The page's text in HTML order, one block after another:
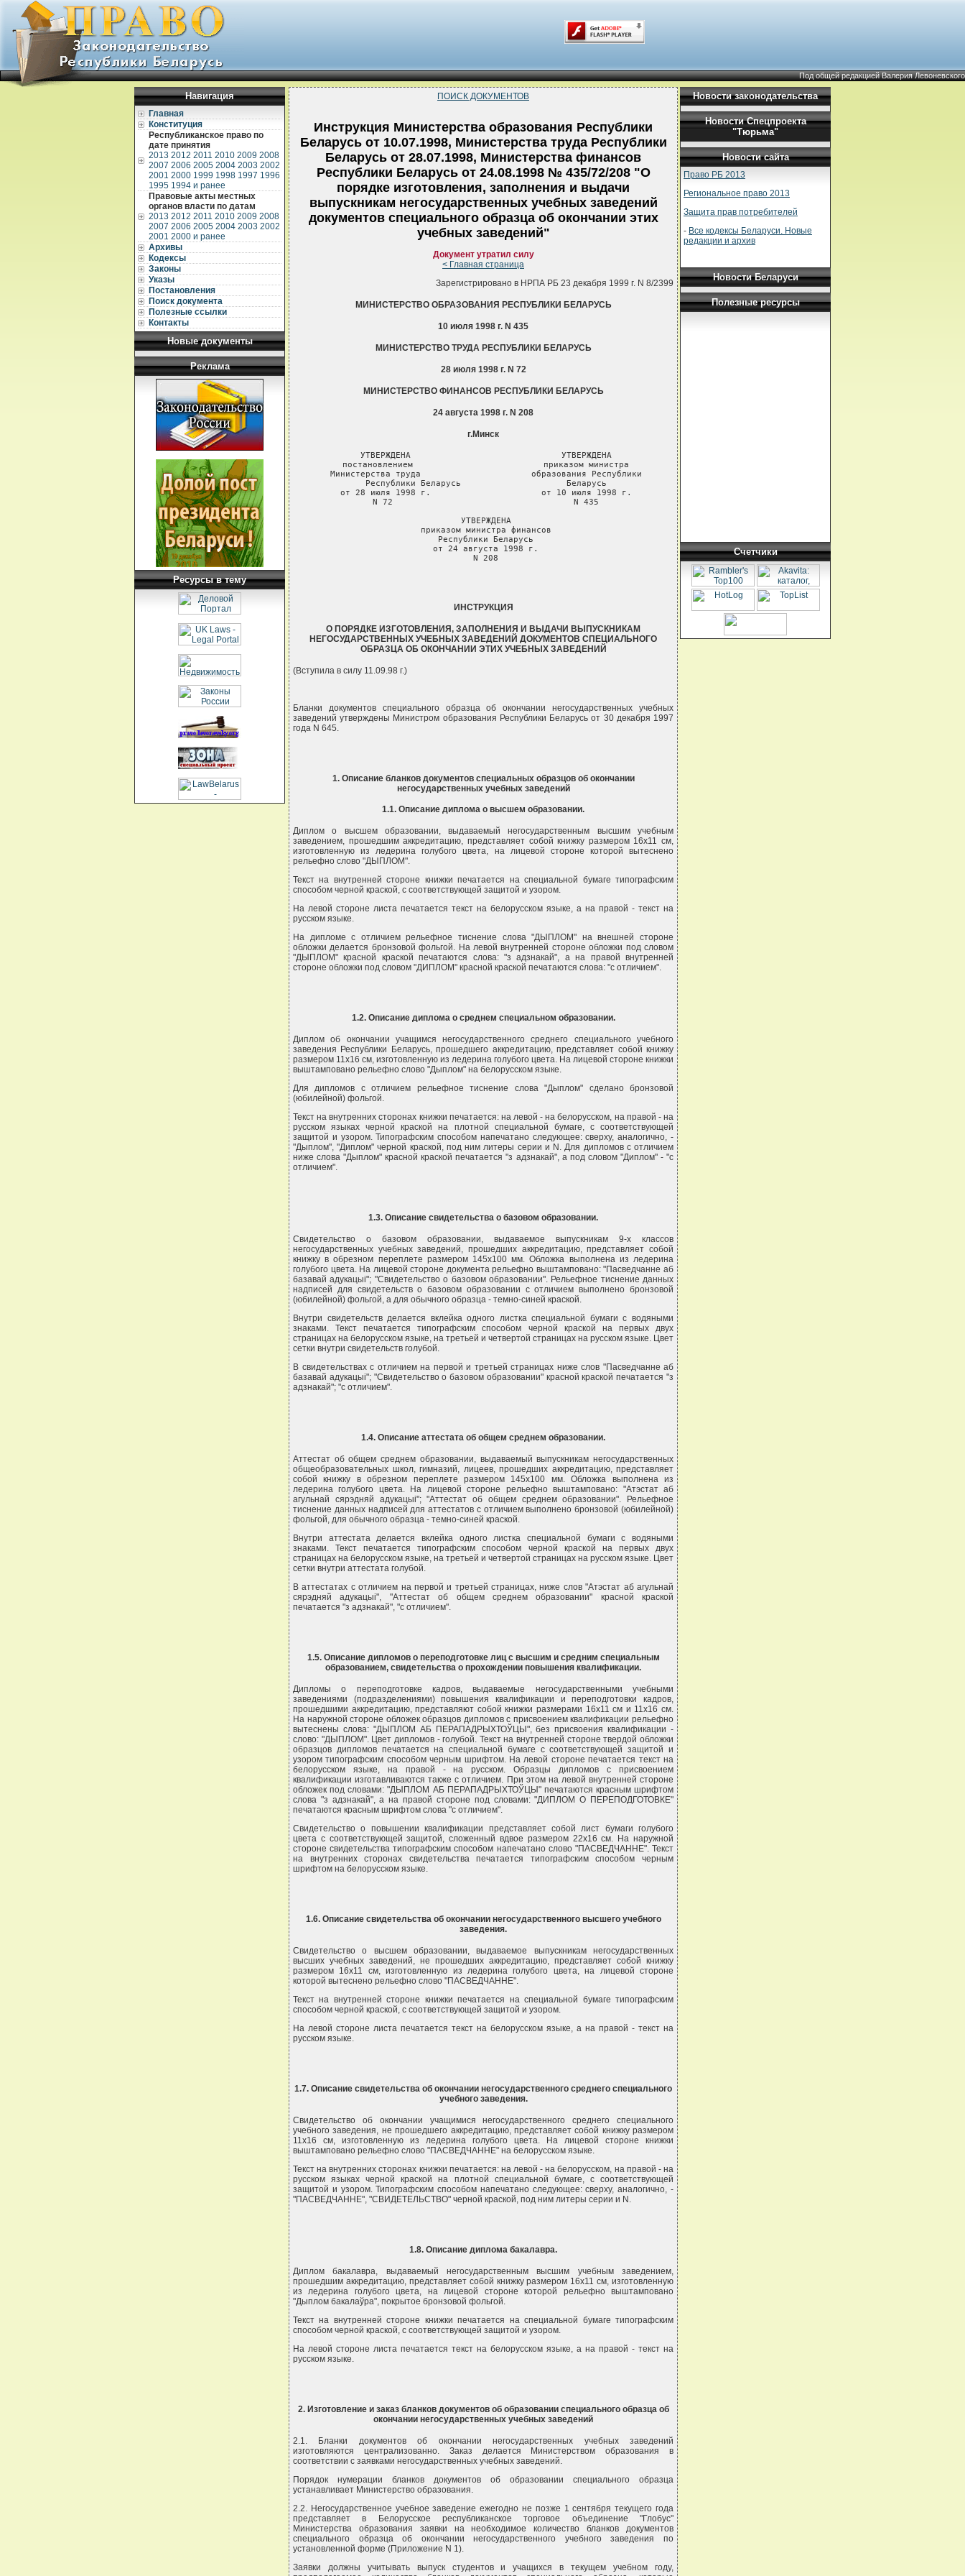
Под общей редакцией Валерия Левоневского
Навигация
Главная
Конституция
Республиканское право по
дате принятия
2013 2012 2011 2010 2009 2008
2007 2006 2005 2004 2003 2002
2001 2000 1999 1998 1997 1996
1995 1994 и ранее
Правовые акты местных
органов власти по датам
2013 2012 2011 2010 2009 2008
2007 2006 2005 2004 2003 2002
2001 2000 и ранее
Архивы
Кодексы
Законы
Указы
Постановления
Поиск документа
Полезные ссылки
Контакты
Новые документы
Реклама
Ресурсы в тему
ПОИСК ДОКУМЕНТОВ
Инструкция Министерства образования Республики
Беларусь от 10.07.1998, Министерства труда Республики
Беларусь от 28.07.1998, Министерства финансов
Республики Беларусь от 24.08.1998 № 435/72/208 "О
порядке изготовления, заполнения и выдачи
выпускникам негосударственных учебных заведений
документов специального образца об окончании этих
учебных заведений"
Документ утратил силу
< Главная страница
Зарегистрировано в НРПА РБ 23 декабря 1999 г. N 8/2399
МИНИСТЕРСТВО ОБРАЗОВАНИЯ РЕСПУБЛИКИ БЕЛАРУСЬ
10 июля 1998 г. N 435
МИНИСТЕРСТВО ТРУДА РЕСПУБЛИКИ БЕЛАРУСЬ
28 июля 1998 г. N 72
МИНИСТЕРСТВО ФИНАНСОВ РЕСПУБЛИКИ БЕЛАРУСЬ
24 августа 1998 г. N 208
г.Минск
УТВЕРЖДЕНА                              УТВЕРЖДЕНА
постановлением                          приказом министра
Министерства труда                      образования Республики
Республики Беларусь                     Беларусь
от 28 июля 1998 г.                      от 10 июля 1998 г.
N 72                                    N 435
УТВЕРЖДЕНА
приказом министра финансов
Республики Беларусь
от 24 августа 1998 г.
N 208
ИНСТРУКЦИЯ
О ПОРЯДКЕ ИЗГОТОВЛЕНИЯ, ЗАПОЛНЕНИЯ И ВЫДАЧИ ВЫПУСКНИКАМ
НЕГОСУДАРСТВЕННЫХ УЧЕБНЫХ ЗАВЕДЕНИЙ ДОКУМЕНТОВ СПЕЦИАЛЬНОГО
ОБРАЗЦА ОБ ОКОНЧАНИИ ЭТИХ УЧЕБНЫХ ЗАВЕДЕНИЙ
(Вступила в силу 11.09.98 г.)
Бланки документов специального образца об окончании негосударственных учебных
заведений утверждены Министром образования Республики Беларусь от 30 декабря 1997
года N 645.
1. Описание бланков документов специальных образцов об окончании
негосударственных учебных заведений
1.1. Описание диплома о высшем образовании.
Диплом о высшем образовании, выдаваемый негосударственным высшим учебным
заведением, прошедшим аккредитацию, представляет собой книжку размером 16х11 см,
изготовленную из ледерина голубого цвета, на лицевой стороне которой вытеснено
рельефно слово "ДЫПЛОМ".
Текст на внутренней стороне книжки печатается на специальной бумаге типографским
способом черной краской, с соответствующей защитой и узором.
На левой стороне листа печатается текст на белорусском языке, а на правой - текст на
русском языке.
На дипломе с отличием рельефное тиснение слова "ДЫПЛОМ" на внешней стороне
обложки делается бронзовой фольгой. На левой внутренней стороне обложки под словом
"ДЫПЛОМ" красной краской печатаются слова: "з адзнакай", а на правой внутренней
стороне обложки под словом "ДИПЛОМ" красной краской печатаются слова: "с отличием".
1.2. Описание диплома о среднем специальном образовании.
Диплом об окончании учащимся негосударственного среднего специального учебного
заведения Республики Беларусь, прошедшего аккредитацию, представляет собой книжку
размером 11х16 см, изготовленную из ледерина голубого цвета. На лицевой стороне книжки
выштамповано рельефно слово "Дыплом" на белорусском языке.
Для дипломов с отличием рельефное тиснение слова "Дыплом" сделано бронзовой
(юбилейной) фольгой.
Текст на внутренних сторонах книжки печатается: на левой - на белорусском, на правой - на
русском языках черной краской на плотной специальной бумаге, с соответствующей
защитой и узором. Типографским способом напечатано следующее: сверху, аналогично, -
"Дыплом", "Диплом" черной краской, под ним литеры серии и N. Для дипломов с отличием
ниже слова "Дыплом" красной краской печатается "з адзнакай", а под словом "Диплом" - "с
отличием".
1.3. Описание свидетельства о базовом образовании.
Свидетельство о базовом образовании, выдаваемое выпускникам 9-х классов
негосударственных учебных заведений, прошедших аккредитацию, представляет собой
книжку в обрезном переплете размером 145х100 мм. Обложка выполнена из ледерина
голубого цвета. На лицевой стороне документа рельефно выштамповано: "Пасведчанне аб
базавай адукацыi"; "Свидетельство о базовом образовании". Рельефное тиснение данных
надписей для свидетельств о базовом образовании с отличием выполнено бронзовой
(юбилейной) фольгой, а для обычного образца - темно-синей краской.
Внутри свидетельств делается вклейка одного листка специальной бумаги с водяными
знаками. Текст печатается типографским способом черной краской на первых двух
страницах на белорусском языке, на третьей и четвертой страницах на русском языке. Цвет
сетки внутри свидетельств голубой.
В свидетельствах с отличием на первой и третьей страницах ниже слов "Пасведчанне аб
базавай адукацыi"; "Свидетельство о базовом образовании" красной краской печатается "з
адзнакай"; "с отличием".
1.4. Описание аттестата об общем среднем образовании.
Аттестат об общем среднем образовании, выдаваемый выпускникам негосударственных
общеобразовательных школ, гимназий, лицеев, прошедших аккредитацию, представляет
собой книжку в обрезном переплете размером 145х100 мм. Обложка выполнена из
ледерина голубого цвета. На лицевой стороне рельефно выштамповано: "Атэстат аб
агульнай сярэдняй адукацыi"; "Аттестат об общем среднем образовании". Рельефное
тиснение данных надписей для аттестатов с отличием выполнено бронзовой (юбилейной)
фольгой, для обычного образца - темно-синей краской.
Внутри аттестата делается вклейка одного листка специальной бумаги с водяными
знаками. Текст печатается типографским способом черной краской на первых двух
страницах на белорусском языке, на третьей и четвертой страницах на русском языке. Цвет
сетки внутри аттестата голубой.
В аттестатах с отличием на первой и третьей страницах, ниже слов "Атэстат аб агульнай
сярэдняй адукацыi", "Аттестат об общем среднем образовании" красной краской
печатается "з адзнакай", "с отличием".
1.5. Описание дипломов о переподготовке лиц с высшим и средним специальным
образованием, свидетельства о прохождении повышения квалификации.
Дипломы о переподготовке кадров, выдаваемые негосударственными учебными
заведениями (подразделениями) повышения квалификации и переподготовки кадров,
прошедшими аккредитацию, представляют собой книжки размерами 16х11 см и 11х16 см.
На наружной стороне обложек образцов дипломов с присвоением квалификации рельефно
вытеснены слова: "ДЫПЛОМ АБ ПЕРАПАДРЫХТОЎЦЫ", без присвоения квалификации -
слово: "ДЫПЛОМ". Цвет дипломов - голубой. Текст на внутренней стороне твердой обложки
образцов дипломов печатается на специальной бумаге с соответствующей защитой и
узором типографским способом черным шрифтом. На левой стороне печатается текст на
белорусском языке, на правой - на русском. Образцы дипломов с присвоением
квалификации изготавливаются также с отличием. При этом на левой внутренней стороне
обложек под словами: "ДЫПЛОМ АБ ПЕРАПАДРЫХТОЎЦЫ" печатаются красным шрифтом
слова "з адзнакай", а на правой стороне под словами: "ДИПЛОМ О ПЕРЕПОДГОТОВКЕ"
печатаются красным шрифтом слова "с отличием".
Свидетельство о повышении квалификации представляет собой лист бумаги голубого
цвета с соответствующей защитой, сложенный вдвое размером 22х16 см. На наружной
стороне свидетельства типографским способом напечатано слово "ПАСВЕДЧАННЕ". Текст
на внутренних сторонах свидетельства печатается типографским способом черным
шрифтом на белорусском языке.
1.6. Описание свидетельства об окончании негосударственного высшего учебного
заведения.
Свидетельство о высшем образовании, выдаваемое выпускникам негосударственных
высших учебных заведений, не прошедших аккредитацию, представляет собой книжку
размером 16х11 см, изготовленную из ледерина голубого цвета, на лицевой стороне
которой вытеснено рельефно слово "ПАСВЕДЧАННЕ".
Текст на внутренней стороне книжки печатается на специальной бумаге типографским
способом черной краской, с соответствующей защитой и узором.
На левой стороне листа печатается текст на белорусском языке, а на правой - текст на
русском языке.
1.7. Описание свидетельства об окончании негосударственного среднего специального
учебного заведения.
Свидетельство об окончании учащимися негосударственного среднего специального
учебного заведения, не прошедшего аккредитацию, представляет собой книжку размером
11х16 см, изготовленную из ледерина голубого цвета. На лицевой стороне книжки
выштамповано рельефно слово "ПАСВЕДЧАННЕ" на белорусском языке.
Текст на внутренних сторонах книжки печатается: на левой - на белорусском, на правой - на
русском языках черной краской на плотной специальной бумаге, с соответствующей
защитой и узором. Типографским способом напечатано следующее: сверху, аналогично, -
"ПАСВЕДЧАННЕ", "СВИДЕТЕЛЬСТВО" черной краской, под ним литеры серии и N.
1.8. Описание диплома бакалавра.
Диплом бакалавра, выдаваемый негосударственным высшим учебным заведением,
прошедшим аккредитацию, представляет собой книжку размером 16х11 см, изготовленную
из ледерина голубого цвета, на лицевой стороне которой рельефно выштамповано
"Дыплом бакалаўра", покрытое бронзовой фольгой.
Текст на внутренней стороне книжки печатается на специальной бумаге типографским
способом черной краской, с соответствующей защитой и узором.
На левой стороне листа печатается текст на белорусском языке, а на правой - текст на
русском языке.
2. Изготовление и заказ бланков документов об образовании специального образца об
окончании негосударственных учебных заведений
2.1. Бланки документов об окончании негосударственных учебных заведений
изготовляются централизованно. Заказ делается Министерством образования в
соответствии с заявками негосударственных учебных заведений.
Порядок нумерации бланков документов об образовании специального образца
устанавливает Министерство образования.
2.2. Негосударственное учебное заведение ежегодно не позже 1 сентября текущего года
представляет в Белорусское республиканское торговое объединение "Глобус"
Министерства образования заявки на необходимое количество бланков документов
специального образца об окончании негосударственного учебного заведения по
установленной форме (Приложение N 1).
Заявки должны учитывать выпуск студентов и учащихся в текущем учебном году,
Новости законодательства
Новости Спецпроекта
"Тюрьма"
Новости сайта
Право РБ 2013
Региональное право 2013
Защита прав потребителей
- Все кодексы Беларуси. Новые
редакции и архив
Новости Беларуси
Полезные ресурсы
Счетчики